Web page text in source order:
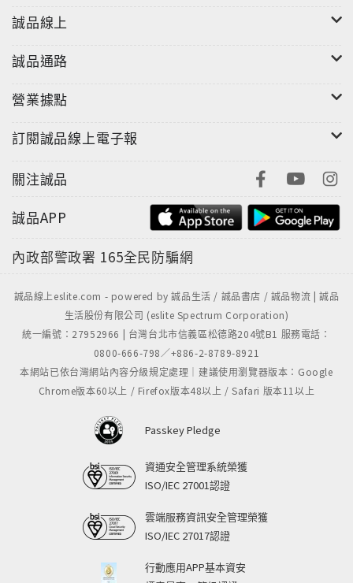
誠品線上
誠品通路
營業據點
訂閱誠品線上電子報
關注誠品
誠品APP
內政部警政署 165全民防騙網
誠品線上eslite.com - powered by 誠品生活 / 誠品書店 / 誠品物流 | 誠品
生活股份有限公司 (eslite Spectrum Corporation)
統一編號：27952966 | 台灣台北市信義區松德路204號B1 服務電話：
0800-666-798／+886-2-8789-8921
本網站已依台灣網站內容分級規定處理｜建議使用瀏覽器版本：Google
Chrome版本60以上 / Firefox版本48以上 / Safari 版本11以上
Passkey Pledge
資通安全管理系統榮獲
ISO/IEC 27001認證
雲端服務資訊安全管理榮獲
ISO/IEC 27017認證
行動應用APP基本資安